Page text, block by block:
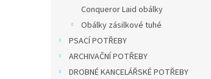
Conqueror Laid obálky
Obálky zásilkové tuhé
PSACÍ POTŘEBY
ARCHIVAČNÍ POTŘEBY
DROBNÉ KANCELÁŘSKÉ POTŘEBY